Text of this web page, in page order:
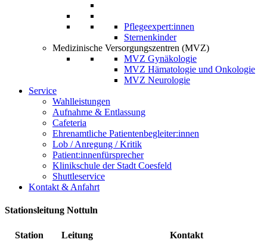
Pflegeexpert:innen
Sternenkinder
Medizinische Versorgungszentren (MVZ)
MVZ Gynäkologie
MVZ Hämatologie und Onkologie
MVZ Neurologie
Service
Wahlleistungen
Aufnahme & Entlassung
Cafeteria
Ehrenamtliche Patientenbegleiter:innen
Lob / Anregung / Kritik
Patient:innenfürsprecher
Klinikschule der Stadt Coesfeld
Shuttleservice
Kontakt & Anfahrt
Stationsleitung Nottuln
Station Leitung Kontakt